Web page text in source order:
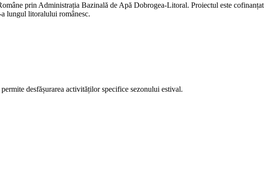
prin Administrația Bazinală de Apă Dobrogea-Litoral. Proiectul este cofinanțat
lungul litoralului românesc.
desfășurarea activităților specifice sezonului estival.